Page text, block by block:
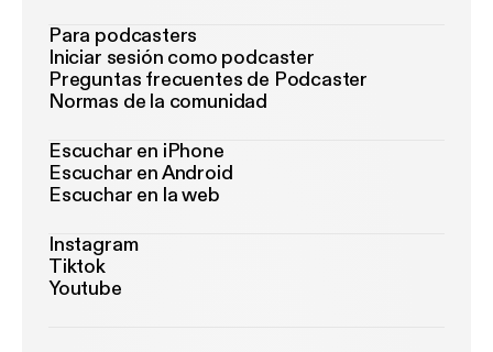
Para podcasters
Iniciar sesión como podcaster
Preguntas frecuentes de Podcaster
Normas de la comunidad
Escuchar en iPhone
Escuchar en Android
Escuchar en la web
Instagram
Tiktok
Youtube